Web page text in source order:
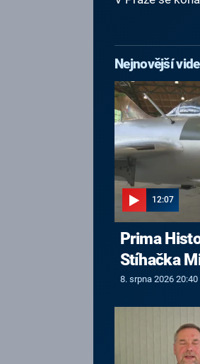
Nejnovější
12:07
Prima
Stíhačka
8. srpna 2026 20:40